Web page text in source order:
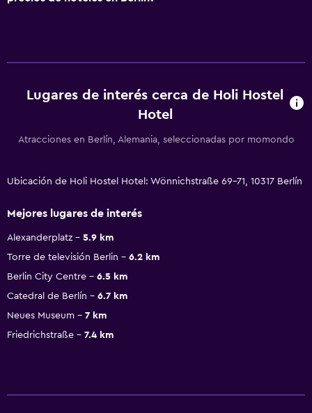
Lugares de interés cerca de Holi Hostel
Hotel
Atracciones en Berlín, Alemania, seleccionadas por momondo
Ubicación de Holi Hostel Hotel: Wönnichstraße 69-71, 10317 Berlín
Mejores lugares de interés
Alexanderplatz
5.9 km
Torre de televisión Berlin
6.2 km
Berlin City Centre
6.5 km
Catedral de Berlín
6.7 km
Neues Museum
7 km
Friedrichstraße
7.4 km